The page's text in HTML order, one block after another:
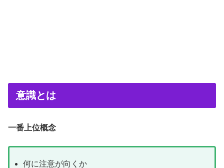
意識とは
一番上位概念
何に注意が向くか